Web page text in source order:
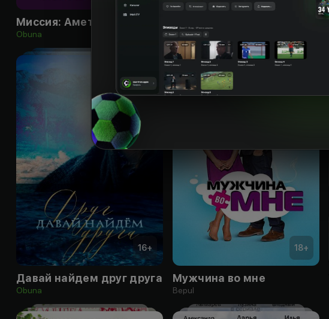
Миссия: Аметист
Obuna Obuna
16+
Давай найдем друг друга
Obuna
18+
Мужчина во мне
Bepul